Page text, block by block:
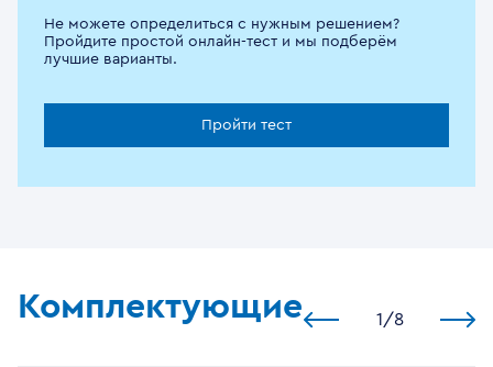
Не можете определиться с нужным решением?
Пройдите простой онлайн-тест и мы подберём
лучшие варианты.
Пройти тест
Комплектующие 1 /8